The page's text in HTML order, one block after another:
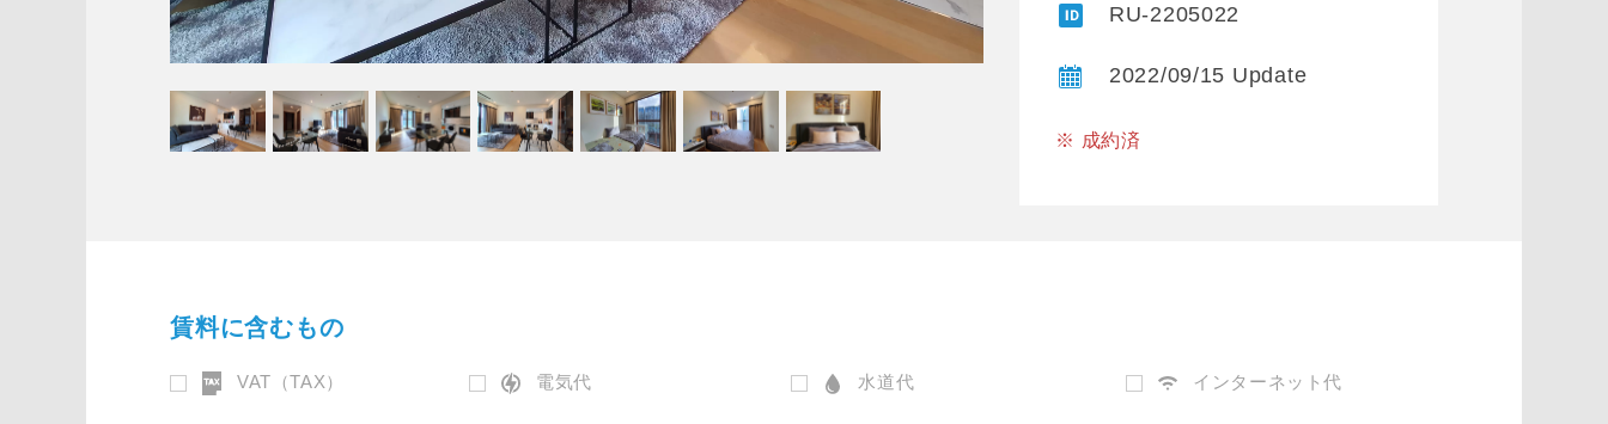
RU-2205022
2022/09/15 Update
※ 成約済
賃料に含むもの
VAT（TAX） 電気代 水道代 インターネット代